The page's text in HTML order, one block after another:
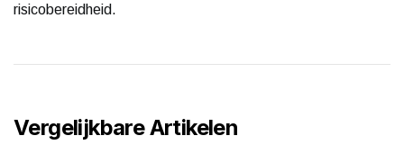
risicobereidheid.
Vergelijkbare Artikelen